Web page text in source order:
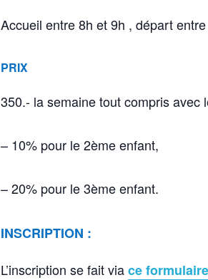
Accueil entre 8h et 9h , départ
PRIX
350.- la semaine tout compris
– 10% pour le 2ème enfant,
– 20% pour le 3ème enfant.
INSCRIPTION :
L’inscription se fait viace